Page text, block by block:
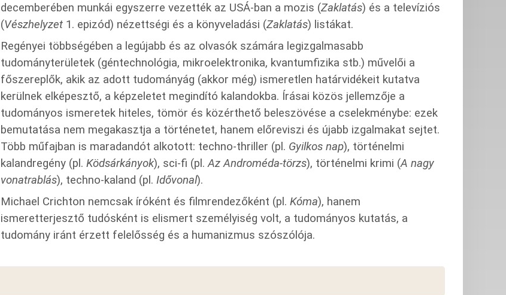
decemberében munkái egyszerre vezették az USÁ-ban a mozis (Zaklatás) és a televíziós
(Vészhelyzet 1. epizód) nézettségi és a könyveladási (Zaklatás) listákat.
Regényei többségében a legújabb és az olvasók számára legizgalmasabb
tudományterületek (géntechnológia, mikroelektronika, kvantumfizika stb.) művelői a
főszereplők, akik az adott tudományág (akkor még) ismeretlen határvidékeit kutatva
kerülnek elképesztő, a képzeletet megindító kalandokba. Írásai közös jellemzője a
tudományos ismeretek hiteles, tömör és közérthető beleszövése a cselekménybe: ezek
bemutatása nem megakasztja a történetet, hanem előreviszi és újabb izgalmakat sejtet.
Több műfajban is maradandót alkotott: techno-thriller (pl. Gyilkos nap), történelmi
kalandregény (pl. Ködsárkányok), sci-fi (pl.Az Androméda-törzs), történelmi krimi (A nagy
vonatrablás), techno-kaland (pl. Idővonal).
Michael Crichton nemcsak íróként és filmrendezőként (pl. Kóma), hanem
ismeretterjesztő tudósként is elismert személyiség volt, a tudományos kutatás, a
tudomány iránt érzett felelősség és a humanizmus szószólója.